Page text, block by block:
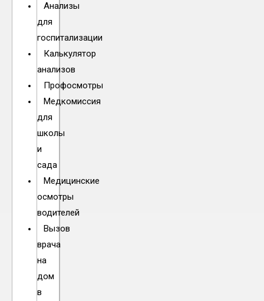
Анализы
для
госпитализации
Калькулятор
анализов
Профосмотры
Медкомиссия
для
школы
и
сада
Медицинские
осмотры
водителей
Вызов
врача
на
дом
в